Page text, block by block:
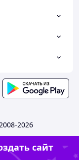
2026
сайт